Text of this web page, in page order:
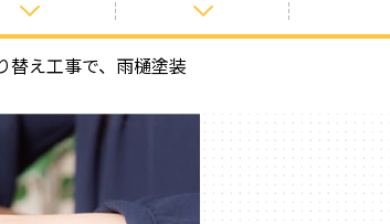
内
スタッフ
合わせか
れ
替え工事で、雨樋塗装